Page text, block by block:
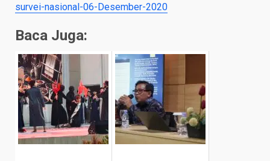
survei-nasional-06-Desember-2020
Baca Juga: